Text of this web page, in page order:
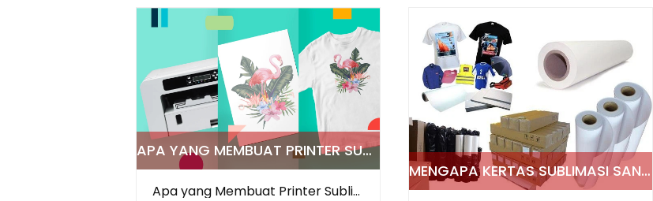
APA YANG MEMBUAT PRINTER SUBLIMASI PENTING UNTUK TREN PENCETAKAN 2026?
Apa yang Membuat Printer Sublimasi Penting untuk Tren Pencetakan 2026?
MENGAPA KERTAS SUBLIMASI SANGAT PENTING UNTUK PENCETAKAN KAIN BERKUALITAS TINGGI?